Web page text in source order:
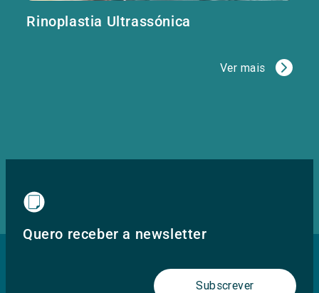
Rinoplastia Ultrassónica
Ver mais
Quero receber a newsletter
Subscrever